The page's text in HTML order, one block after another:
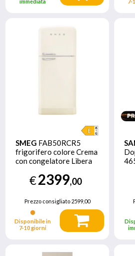
SMEG FAB50RCR5
frigorifero colore Crema
con congelatore Libera
€2399,00
Prezzo consigliato2599,00
Disponibile in
7‑10 giorni